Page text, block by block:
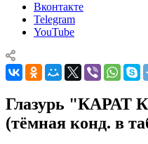
Вконтакте
Telegram
YouTube
Глазурь
(тёмная конд. в